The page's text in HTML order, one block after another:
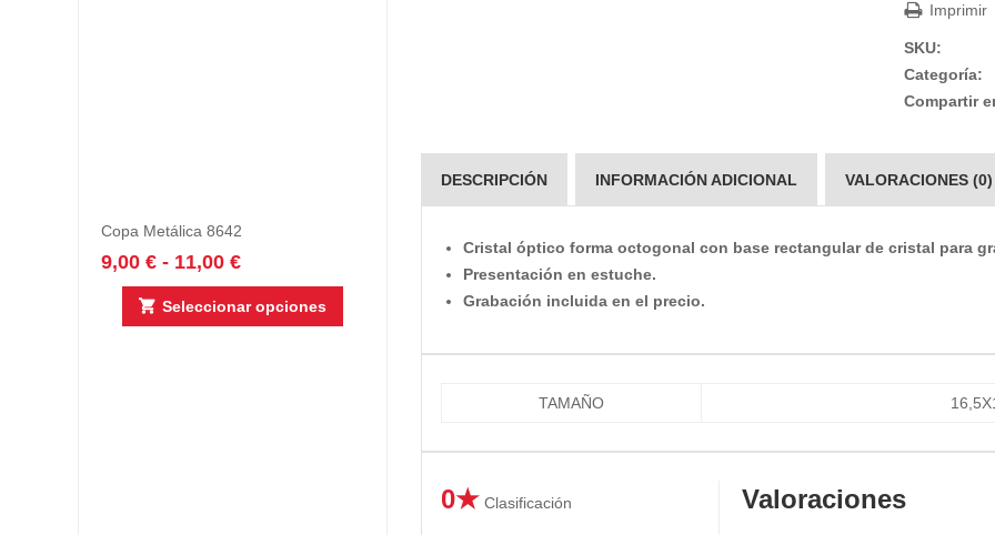
Imprimir
SKU:
Categoría:
Compartir
DESCRIPCIÓN INFORMACIÓN ADICIONAL VALORACIONES (0)
Cristal óptico forma octogonal con base rectangular de cristal para
Presentación en estuche.
Grabación incluida en el precio.
TAMAÑO
0★ Clasificación Valoraciones
Copa Metálica 8642
9,00 € - 11,00 €
Seleccionar opciones